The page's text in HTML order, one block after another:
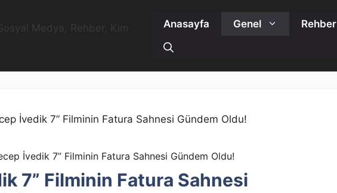
Anasayfa Genel Rehber
İvedik 7” Filminin Fatura Sahnesi Gündem Oldu!
7” Filminin Fatura Sahnesi